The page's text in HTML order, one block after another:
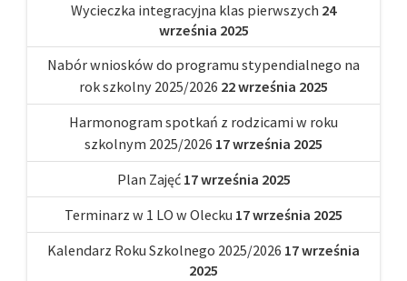
Wycieczka integracyjna klas pierwszych 24
września 2025
Nabór wniosków do programu stypendialnego na
rok szkolny 2025/2026 22 września 2025
Harmonogram spotkań z rodzicami w roku
szkolnym 2025/2026 17 września 2025
Plan Zajęć 17 września 2025
Terminarz w 1 LO w Olecku 17 września 2025
Kalendarz Roku Szkolnego 2025/2026 17 września
2025